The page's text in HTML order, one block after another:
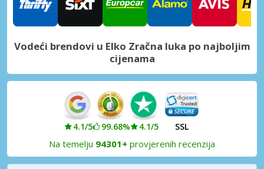
Vodeći brendovi u Elko Zračna luka po najboljim
cijenama
4.1/5 99.68% 4.1/5 SSL
Na temelju 94301+ provjerenih recenzija